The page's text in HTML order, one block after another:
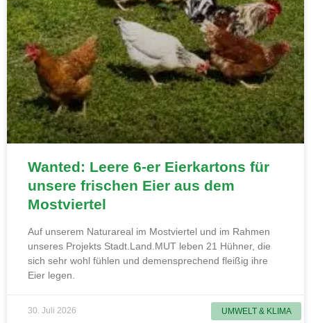
UMWELT & KLIMA
Wanted: Leere 6-er Eierkartons für
unsere frischen Eier aus dem
Mostviertel
Auf unserem Naturareal im Mostviertel und im Rahmen
unseres Projekts Stadt.Land.MUT leben 21 Hühner, die
sich sehr wohl fühlen und demensprechend fleißig ihre
Eier legen.
30. Juli 2026